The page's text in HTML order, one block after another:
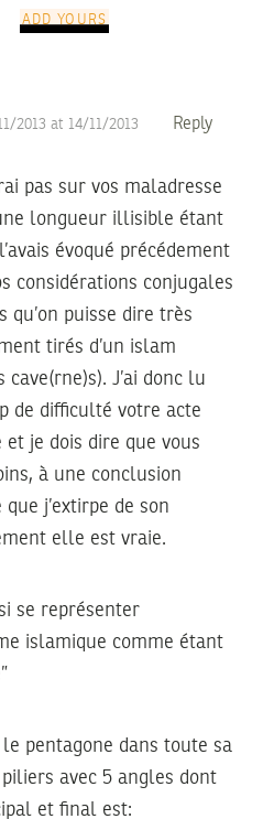
ADD YOURS
2013 at 14/11/2013 Reply
pas sur vos maladresse
longueur illisible étant
évoqué précédement
considérations conjugales
qu’on puisse dire très
tirés d’un islam
cave(rne)s). J’ai donc lu
de difficulté votre acte
et je dois dire que vous
à une conclusion
j’extirpe de son
elle est vraie.
se représenter
islamique comme étant
le pentagone dans toute sa
avec 5 angles dont
et final est: